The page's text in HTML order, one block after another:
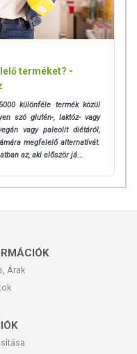
terméket? -
különféle termék közül
szó glutén-, laktóz- vagy
vagy paleolit diétáról,
megfelelő alternatívát.
az, aki először já...
Árak